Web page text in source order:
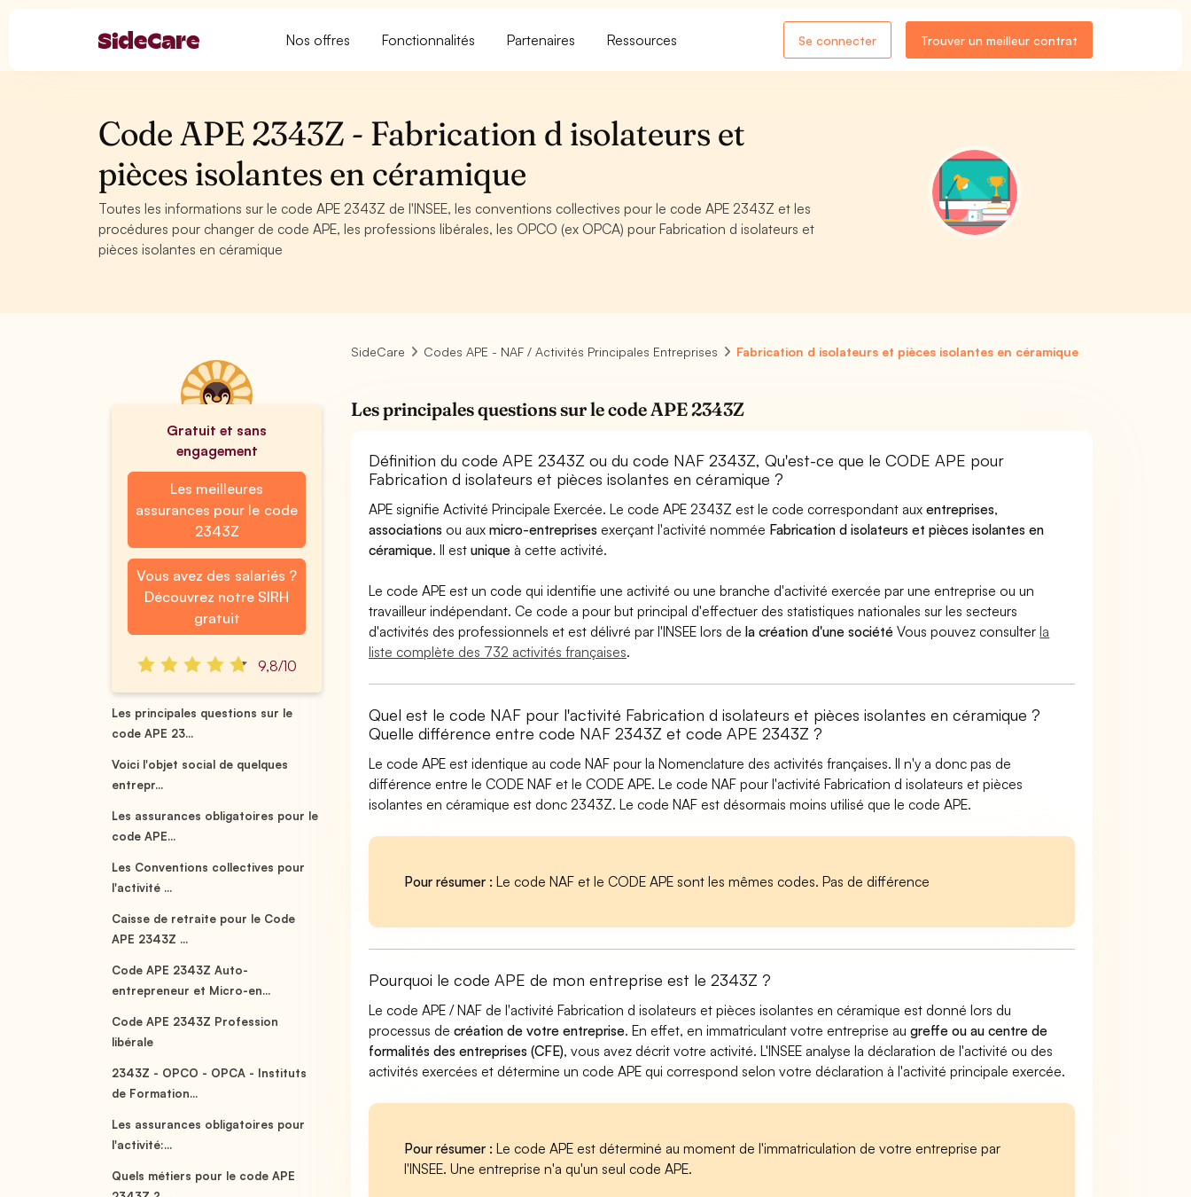
Nos offres Fonctionnalités Partenaires Ressources Se connecter Trouver un meilleur contrat
Code APE 2343Z - Fabrication d isolateurs et
pièces isolantes en céramique
Toutes les informations sur le code APE 2343Z de l'INSEE, les conventions collectives pour le code APE 2343Z et les
procédures pour changer de code APE, les professions libérales, les OPCO (ex OPCA) pour Fabrication d isolateurs et
pièces isolantes en céramique
Gratuit et sans
engagement
Les meilleures
assurances pour le code
2343Z
Vous avez des salariés ?
Découvrez notre SIRH
gratuit
9,8/10
Les principales questions sur le
code APE 23...
Voici l'objet social de quelques
entrepr...
Les assurances obligatoires pour le
code APE...
Les Conventions collectives pour
l'activité ...
Caisse de retraite pour le Code
APE 2343Z ...
Code APE 2343Z Auto-
entrepreneur et Micro-en...
Code APE 2343Z Profession
libérale
2343Z - OPCO - OPCA - Instituts
de Formation...
Les assurances obligatoires pour
l'activité:...
Quels métiers pour le code APE
SideCare Codes APE - NAF / Activités Principales Entreprises Fabrication d isolateurs et pièces isolantes en céramique
Les principales questions sur le code APE 2343Z
Définition du code APE 2343Z ou du code NAF 2343Z, Qu'est-ce que le CODE APE pour
Fabrication d isolateurs et pièces isolantes en céramique ?
APE signifie Activité Principale Exercée. Le code APE 2343Z est le code correspondant auxentreprises,
associations ou auxmicro-entreprises exerçant l'activité nommée Fabrication d isolateurs et pièces isolantes en
céramique. Il estunique à cette activité.
Le code APE est un code qui identifie une activité ou une branche d'activité exercée par une entreprise ou un
travailleur indépendant. Ce code a pour but principal d'effectuer des statistiques nationales sur les secteurs
d'activités des professionnels et est délivré par l'INSEE lors dela création d'une société Vous pouvez consulterla
liste complète des 732 activités françaises.
Quel est le code NAF pour l'activité Fabrication d isolateurs et pièces isolantes en céramique ?
Quelle différence entre code NAF 2343Z et code APE 2343Z ?
Le code APE est identique au code NAF pour la Nomenclature des activités françaises. Il n'y a donc pas de
différence entre le CODE NAF et le CODE APE. Le code NAF pour l'activité Fabrication d isolateurs et pièces
isolantes en céramique est donc 2343Z. Le code NAF est désormais moins utilisé que le code APE.
Pour résumer : Le code NAF et le CODE APE sont les mêmes codes. Pas de différence
Pourquoi le code APE de mon entreprise est le 2343Z ?
Le code APE / NAF de l'activité Fabrication d isolateurs et pièces isolantes en céramique est donné lors du
processus decréation de votre entreprise. En effet, en immatriculant votre entreprise augreffe ou au centre de
formalités des entreprises (CFE), vous avez décrit votre activité. L'INSEE analyse la déclaration de l'activité ou des
activités exercées et détermine un code APE qui correspond selon votre déclaration à l'activité principale exercée.
Pour résumer : Le code APE est déterminé au moment de l'immatriculation de votre entreprise par
l'INSEE. Une entreprise n'a qu'un seul code APE.